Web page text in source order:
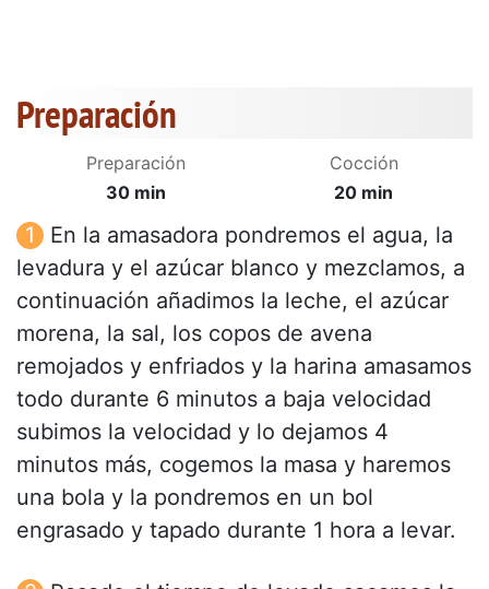
Preparación
Preparación
30 min
Cocción
20 min
En la amasadora pondremos el agua, la
levadura y el azúcar blanco y mezclamos, a
continuación añadimos la leche, el azúcar
morena, la sal, los copos de avena
remojados y enfriados y la harina amasamos
todo durante 6 minutos a baja velocidad
subimos la velocidad y lo dejamos 4
minutos más, cogemos la masa y haremos
una bola y la pondremos en un bol
engrasado y tapado durante 1 hora a levar.